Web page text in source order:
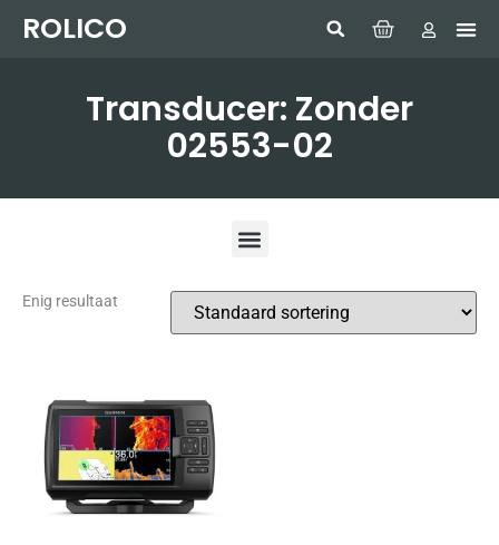
ROLICO
Transducer: Zonder
02553-02
Enig resultaat